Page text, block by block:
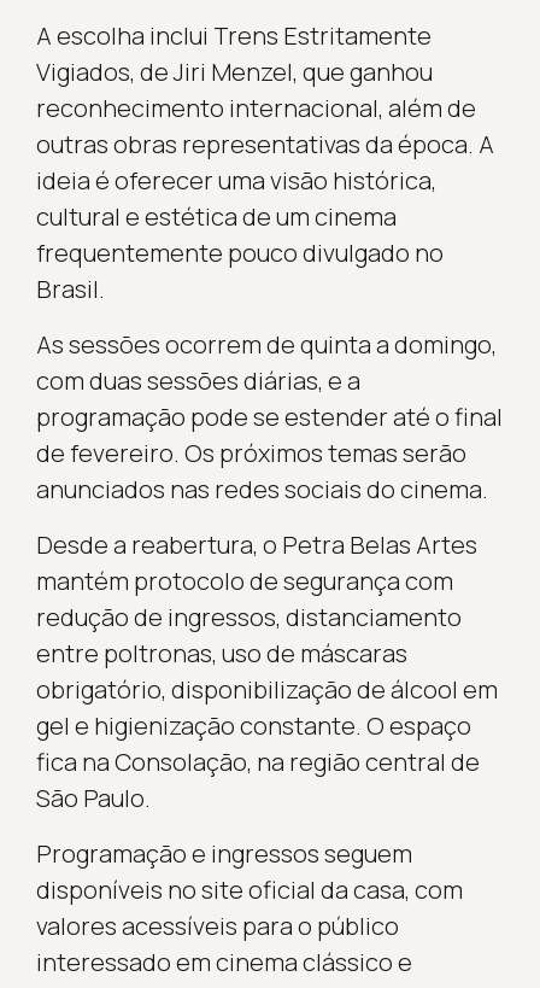
A escolha inclui Trens Estritamente
Vigiados, de Jiri Menzel, que ganhou
reconhecimento internacional, além de
outras obras representativas da época. A
ideia é oferecer uma visão histórica,
cultural e estética de um cinema
frequentemente pouco divulgado no
Brasil.
As sessões ocorrem de quinta a domingo,
com duas sessões diárias, e a
programação pode se estender até o final
de fevereiro. Os próximos temas serão
anunciados nas redes sociais do cinema.
Desde a reabertura, o Petra Belas Artes
mantém protocolo de segurança com
redução de ingressos, distanciamento
entre poltronas, uso de máscaras
obrigatório, disponibilização de álcool em
gel e higienização constante. O espaço
fica na Consolação, na região central de
São Paulo.
Programação e ingressos seguem
disponíveis no site oficial da casa, com
valores acessíveis para o público
interessado em cinema clássico e